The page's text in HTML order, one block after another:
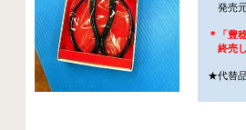
発売
＊「豊
終売し
★代替